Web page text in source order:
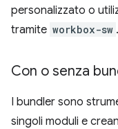
personalizzato o
tramite workbox-sw .
Con o senza
I bundler sono
singoli moduli e